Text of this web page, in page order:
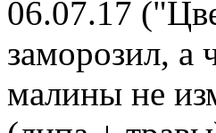
06.07.17
заморозил, а
малины не